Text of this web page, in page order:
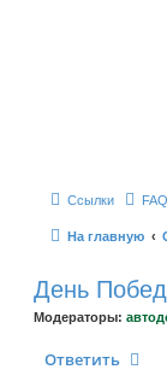
Ссылки FAQ
На главную
День
Модераторы:
Ответить